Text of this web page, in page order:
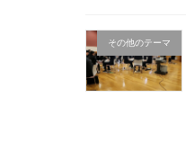
その他のテーマ